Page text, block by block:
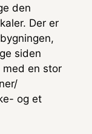
den
Der er
siden
en stor
og et